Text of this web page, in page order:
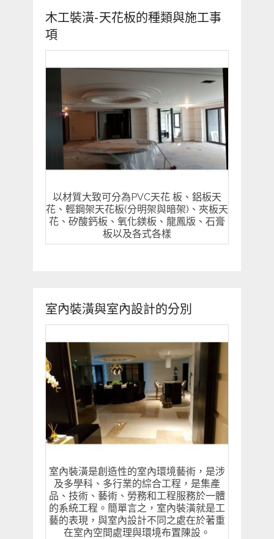
木工裝潢-天花板的種類與施工事
項
以材質大致可分為PVC天花 板、鋁板天
花、輕鋼架天花板(分明架與暗架)、夾板天
花、矽酸鈣板、氧化鎂板、龍鳳版、石膏
板以及各式各樣
室內裝潢與室內設計的分別
室內裝潢是創造性的室內環境藝術，是涉
及多學科、多行業的綜合工程，是集產
品、技術、藝術、勞務和工程服務於一體
的系統工程。簡單言之，室內裝潢就是工
藝的表現，與室內設計不同之處在於著重
在室內空間處理與環境布置陳設。